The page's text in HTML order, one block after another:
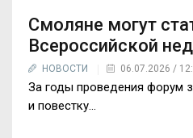
Смоляне могут
Всероссийской
НОВОСТИ 06.07.2026 /
За годы проведения форум
и повестку...